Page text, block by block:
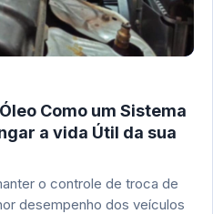
Como um Sistema
a vida Útil da sua
o controle de troca de
desempenho dos veículos